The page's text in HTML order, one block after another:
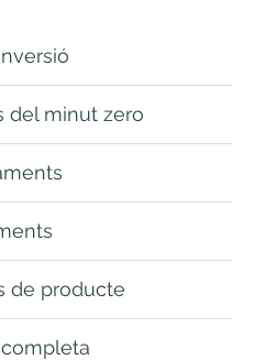
del minut zero
de producte